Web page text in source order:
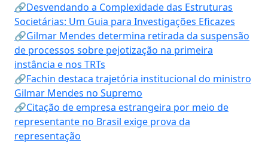
🔗Desvendando a Complexidade das Estruturas
Societárias: Um Guia para Investigações Eficazes
🔗Gilmar Mendes determina retirada da suspensão
de processos sobre pejotização na primeira
instância e nos TRTs
🔗Fachin destaca trajetória institucional do ministro
Gilmar Mendes no Supremo
🔗Citação de empresa estrangeira por meio de
representante no Brasil exige prova da
representação